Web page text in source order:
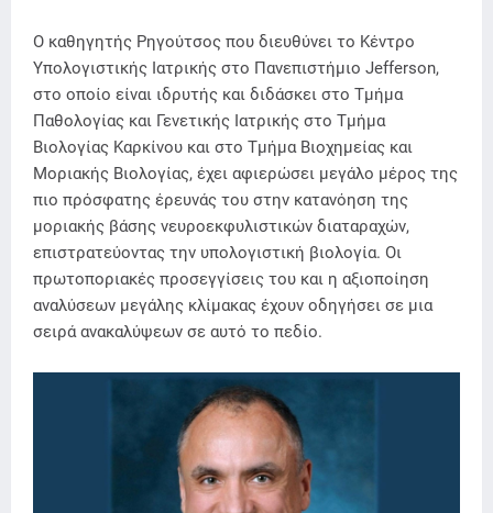
Ο καθηγητής Ρηγούτσος που διευθύνει το Κέντρο
Υπολογιστικής Ιατρικής στο Πανεπιστήμιο Jefferson,
στο οποίο είναι ιδρυτής και διδάσκει στο Τμήμα
Παθολογίας και Γενετικής Ιατρικής στο Τμήμα
Βιολογίας Καρκίνου και στο Τμήμα Βιοχημείας και
Μοριακής Βιολογίας, έχει αφιερώσει μεγάλο μέρος της
πιο πρόσφατης έρευνάς του στην κατανόηση της
μοριακής βάσης νευροεκφυλιστικών διαταραχών,
επιστρατεύοντας την υπολογιστική βιολογία. Οι
πρωτοποριακές προσεγγίσεις του και η αξιοποίηση
αναλύσεων μεγάλης κλίμακας έχουν οδηγήσει σε μια
σειρά ανακαλύψεων σε αυτό το πεδίο.